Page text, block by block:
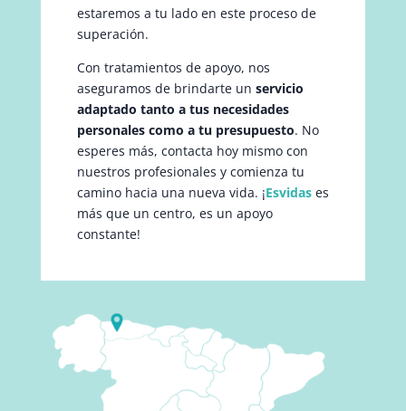
estaremos a tu lado en este proceso de
superación.
Con tratamientos de apoyo, nos
aseguramos de brindarte un servicio
adaptado tanto a tus necesidades
personales como a tu presupuesto. No
esperes más, contacta hoy mismo con
nuestros profesionales y comienza tu
camino hacia una nueva vida. ¡Esvidas es
más que un centro, es un apoyo
constante!